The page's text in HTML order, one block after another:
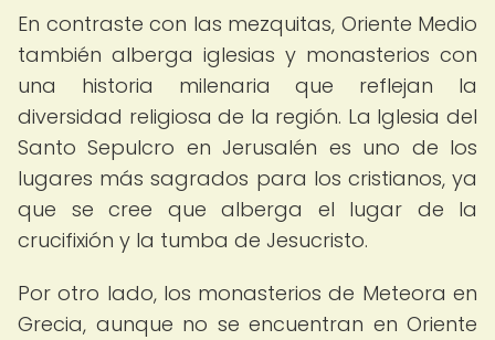
En contraste con las mezquitas, Oriente Medio
también alberga iglesias y monasterios con
una historia milenaria que reflejan la
diversidad religiosa de la región. La Iglesia del
Santo Sepulcro en Jerusalén es uno de los
lugares más sagrados para los cristianos, ya
que se cree que alberga el lugar de la
crucifixión y la tumba de Jesucristo.
Por otro lado, los monasterios de Meteora en
Grecia, aunque no se encuentran en Oriente